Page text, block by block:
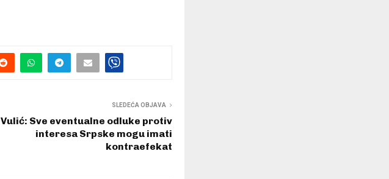
SLEDEĆA OBJAVA
Vulić: Sve eventualne odluke protiv
interesa Srpske mogu imati
kontraefekat